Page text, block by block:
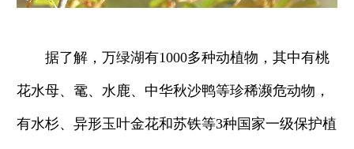
据了解，万绿湖有1000多种动植物，其中有桃
花水母、鼋、水鹿、中华秋沙鸭等珍稀濒危动物，
有水杉、异形玉叶金花和苏铁等3种国家一级保护植